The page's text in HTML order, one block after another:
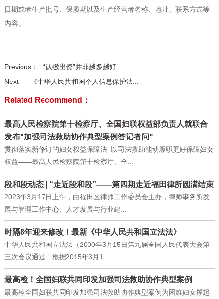
日期或者生产批号、保质期以及生产经营者名称、地址、联系方式等
内容。
Previous：
“认缴出资”并非越多越好
Next：
《中华人民共和国个人信息保护法...
Related Recommend：
最高人民检察院第十检察厅、全国妇联权益部负责人就联合
发布"加强司法救助协作典型案例答记者问"
贯彻落实新修订的妇女权益保障法 以司法救助能动履职更好保障妇女
权益——最高人民检察院第十检察厅、全...
段和段动态 | “走近段和段”——第四期走近福田律所圆满结束
2023年3月17日上午，由福田区律师工作委员会主办，律师事务所发
展与管理工作中心、人才发展与行业建...
时隔8年迎来修改！最新《中华人民共和国立法法》
中华人民共和国立法法（2000年3月15日第九届全国人民代表大会第
三次会议通过 根据2015年3月1...
最高检！全国妇联共同印发加强司法救助协作典型案例
最高检全国妇联共同印发加强司法救助协作典型案例为困难妇女撑起